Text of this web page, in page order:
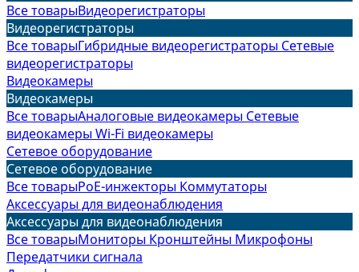
Все товарыВидеорегистраторы
Видеорегистраторы
Все товарыГибридные видеорегистраторы Сетевые
видеорегистраторы
Видеокамеры
Видеокамеры
Все товарыАналоговые видеокамеры Сетевые
видеокамерыWi-Fi видеокамеры
Сетевое оборудование
Сетевое оборудование
Все товарыPoE-инжекторы Коммутаторы
Аксессуары для видеонаблюдения
Аксессуары для видеонаблюдения
Все товарыМониторы Кронштейны Микрофоны
Передатчики сигнала